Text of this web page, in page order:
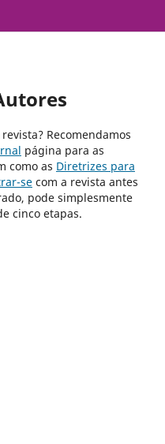
Recomendamos
página para as
como as Diretrizes para
secom a revista antes
pode simplesmente
cinco etapas.